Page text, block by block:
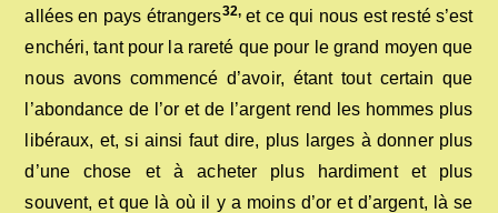
allées en pays étrangers32,et ce qui nous est resté s’est
enchéri, tant pour la rareté que pour le grand moyen que
nous avons commencé d’avoir, étant tout certain que
l’abondance de l’or et de l’argent rend les hommes plus
libéraux, et, si ainsi faut dire, plus larges à donner plus
d’une chose et à acheter plus hardiment et plus
souvent, et que là où il y a moins d’or et d’argent, là se